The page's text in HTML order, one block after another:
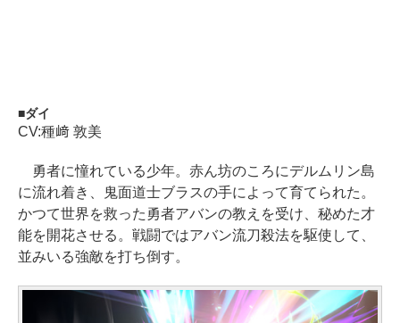
ダイ
CV:種﨑 敦美
勇者に憧れている少年。赤ん坊のころにデルムリン島
に流れ着き、鬼面道士ブラスの手によって育てられた。
かつて世界を救った勇者アバンの教えを受け、秘めた才
能を開花させる。戦闘ではアバン流刀殺法を駆使して、
並みいる強敵を打ち倒す。